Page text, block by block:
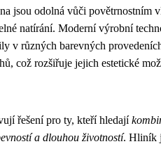
jsou odolná vůči povětrnostním
natírání. Moderní výrobní
v různých barevných
což rozšiřuje jejich estetické
řešení pro ty, kteří hledají
a dlouhou životností. Hliník